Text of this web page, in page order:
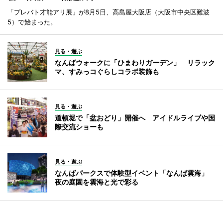
「プレバト才能アリ展」が8月5日、高島屋大阪店（大阪市中央区難波
5）で始まった。
見る・遊ぶ
なんばウォークに「ひまわりガーデン」 リラック
マ、すみっコぐらしコラボ装飾も
見る・遊ぶ
道頓堀で「盆おどり」開催へ アイドルライブや国
際交流ショーも
見る・遊ぶ
なんばパークスで体験型イベント「なんば雲海」
夜の庭園を雲海と光で彩る